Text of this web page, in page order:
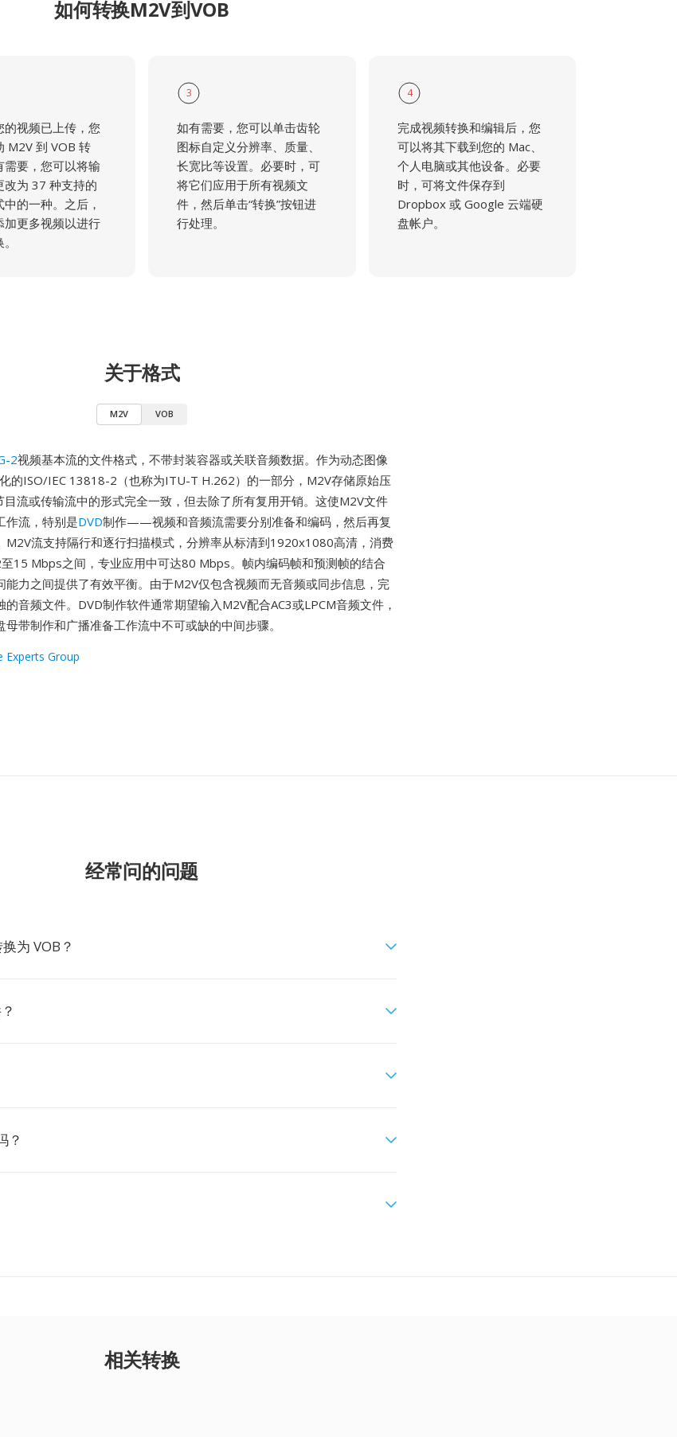
如何转换M2V到VOB
的视频已上传，您
M2V 到 VOB 转
需要，您可以将输
改为 37 种支持的
的一种。之后，
加更多视频以进行
3
如有需要，您可以单击齿轮
图标自定义分辨率、质量、
长宽比等设置。必要时，可
将它们应用于所有视频文
件，然后单击“转换”按钮进
行处理。
4
完成视频转换和编辑后，您
可以将其下载到您的 Mac、
个人电脑或其他设备。必要
时，可将文件保存到
Dropbox 或 Google 云端硬
盘帐户。
关于格式
M2V VOB
2视频基本流的文件格式，不带封装容器或关联音频数据。作为动态图像
的ISO/IEC 13818-2（也称为ITU-T H.262）的一部分，M2V存储原始压
流或传输流中的形式完全一致，但去除了所有复用开销。这使M2V文件
作流，特别是DVD制作——视频和音频流需要分别准备和编码，然后再复
M2V流支持隔行和逐行扫描模式，分辨率从标清到1920x1080高清，消费
15 Mbps之间，专业应用中可达80 Mbps。帧内编码帧和预测帧的结合
能力之间提供了有效平衡。由于M2V仅包含视频而无音频或同步信息，完
音频文件。DVD制作软件通常期望输入M2V配合AC3或LPCM音频文件，
带制作和广播准备工作流中不可或缺的中间步骤。
Experts Group
经常问的问题
为 VOB？
？
相关转换